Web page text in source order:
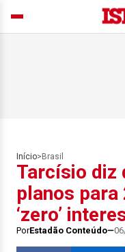
Início> Brasil
Tarcísio diz
planos para
‘zero’
PorEstadão Conteúdo